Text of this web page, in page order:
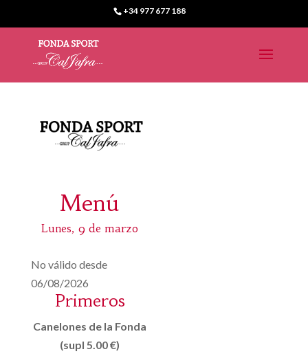
+34 977 677 188
Menú
Lunes, 9 de marzo
No válido desde
06/08/2026
Primeros
Canelones de la Fonda
(supl 5.00 €)